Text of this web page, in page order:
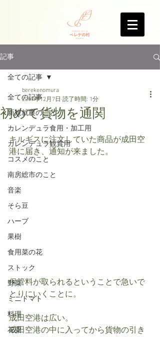
記事
全ての記事
新規就農のこと
カレンデュラ食用・加工用
カレンデュラ観賞用
コスメのこと
南房総市のこと
音楽
そら豆
ハーブ
果樹
食用菜の花
ストック
野菜
ミニトマト
料理
花粟
全ての記事
初めて貨物を通関
berekenomura
2017年12月7日 読了時間: 1分
キルギスに注文していた商品が成田空
港に届き、通知が来ました。
保管料が取られるということで急いで
とりにいくことに。
成田空港は広い。
成田空港の中に入ってから貨物の引き